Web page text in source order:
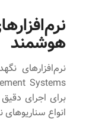
هوشمند
برای اجرای
انواع